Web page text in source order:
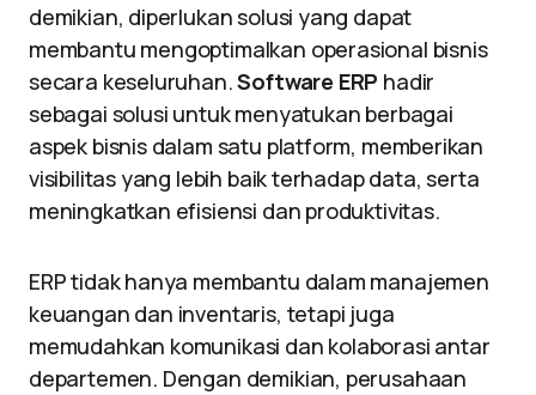
demikian, diperlukan solusi yang dapat
membantu mengoptimalkan operasional bisnis
secara keseluruhan.Software ERP hadir
sebagai solusi untuk menyatukan berbagai
aspek bisnis dalam satu platform, memberikan
visibilitas yang lebih baik terhadap data, serta
meningkatkan efisiensi dan produktivitas.
ERP tidak hanya membantu dalam manajemen
keuangan dan inventaris, tetapi juga
memudahkan komunikasi dan kolaborasi antar
departemen. Dengan demikian, perusahaan